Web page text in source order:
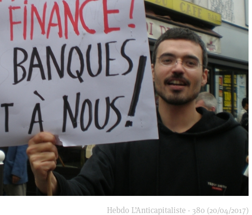
Hebdo L’Anticapitaliste - 380 (20/04/2017)